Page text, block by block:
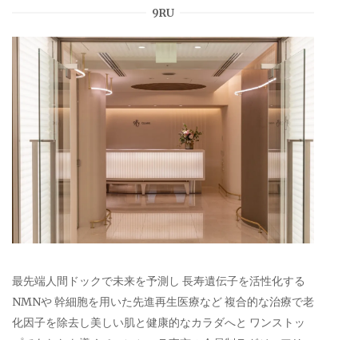
9RU
最先端人間ドックで未来を予測し 長寿遺伝子を活性化する
NMNや 幹細胞を用いた先進再生医療など 複合的な治療で老
化因子を除去し美しい肌と健康的なカラダへと ワンストッ